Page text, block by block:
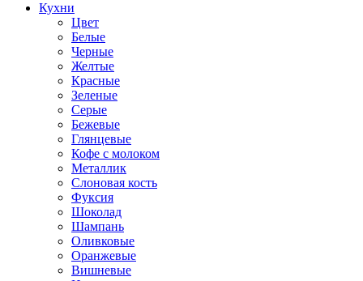
Кухни
Цвет
Белые
Черные
Желтые
Красные
Зеленые
Серые
Бежевые
Глянцевые
Кофе с молоком
Металлик
Слоновая кость
Фуксия
Шоколад
Шампань
Оливковые
Оранжевые
Вишневые